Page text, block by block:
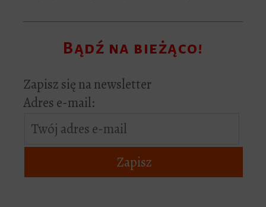
Bądź na bieżąco!
Zapisz się na newsletter
Adres e-mail: